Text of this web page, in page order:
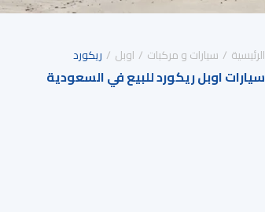
الرئيسية سيارات و مركبات اوبل ريكورد
سيارات اوبل ريكورد للبيع في السعودية